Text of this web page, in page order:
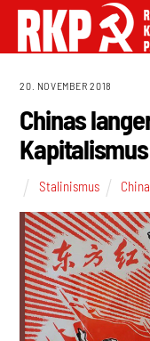
20. NOVEMBER 2018
Chinas
Kapitalismus
Stalinismus China